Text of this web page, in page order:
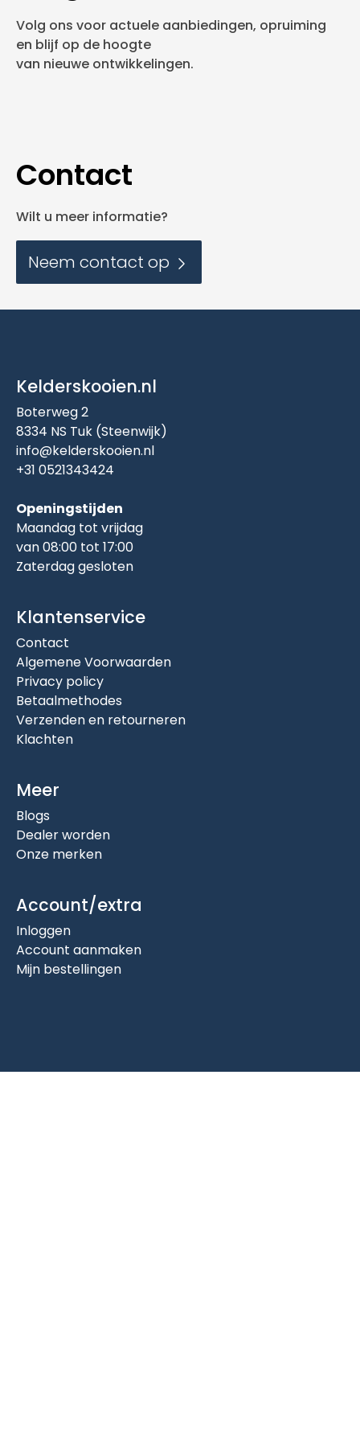
Volg ons voor actuele aanbiedingen, opruiming
en blijf op de hoogte
van nieuwe ontwikkelingen.
Contact
Wilt u meer informatie?
Neem contact op
Kelderskooien.nl
Boterweg 2
8334 NS Tuk (Steenwijk)
info@kelderskooien.nl
+31 0521343424
Openingstijden
Maandag tot vrijdag
van 08:00 tot 17:00
Zaterdag gesloten
Klantenservice
Contact
Algemene Voorwaarden
Privacy policy
Betaalmethodes
Verzenden en retourneren
Klachten
Meer
Blogs
Dealer worden
Onze merken
Account/extra
Inloggen
Account aanmaken
Mijn bestellingen